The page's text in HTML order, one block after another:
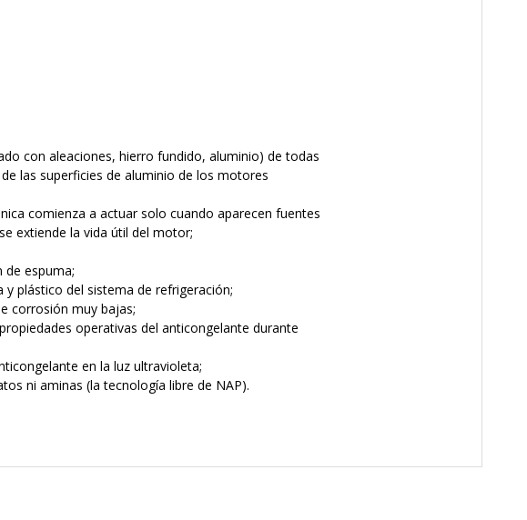
con aleaciones, hierro fundido, aluminio) de todas
las superficies de aluminio de los motores
comienza a actuar solo cuando aparecen fuentes
extiende la vida útil del motor;
de espuma;
plástico del sistema de refrigeración;
corrosión muy bajas;
operativas del anticongelante durante
en la luz ultravioleta;
ni aminas (la tecnología libre de NAP).